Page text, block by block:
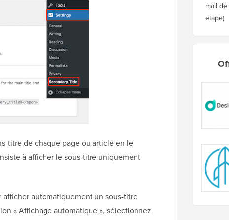
titre de chaque page ou article en le
à afficher le sous-titre uniquement
automatiquement un sous-titre
« Affichage automatique », sélectionnez
mail
étape)